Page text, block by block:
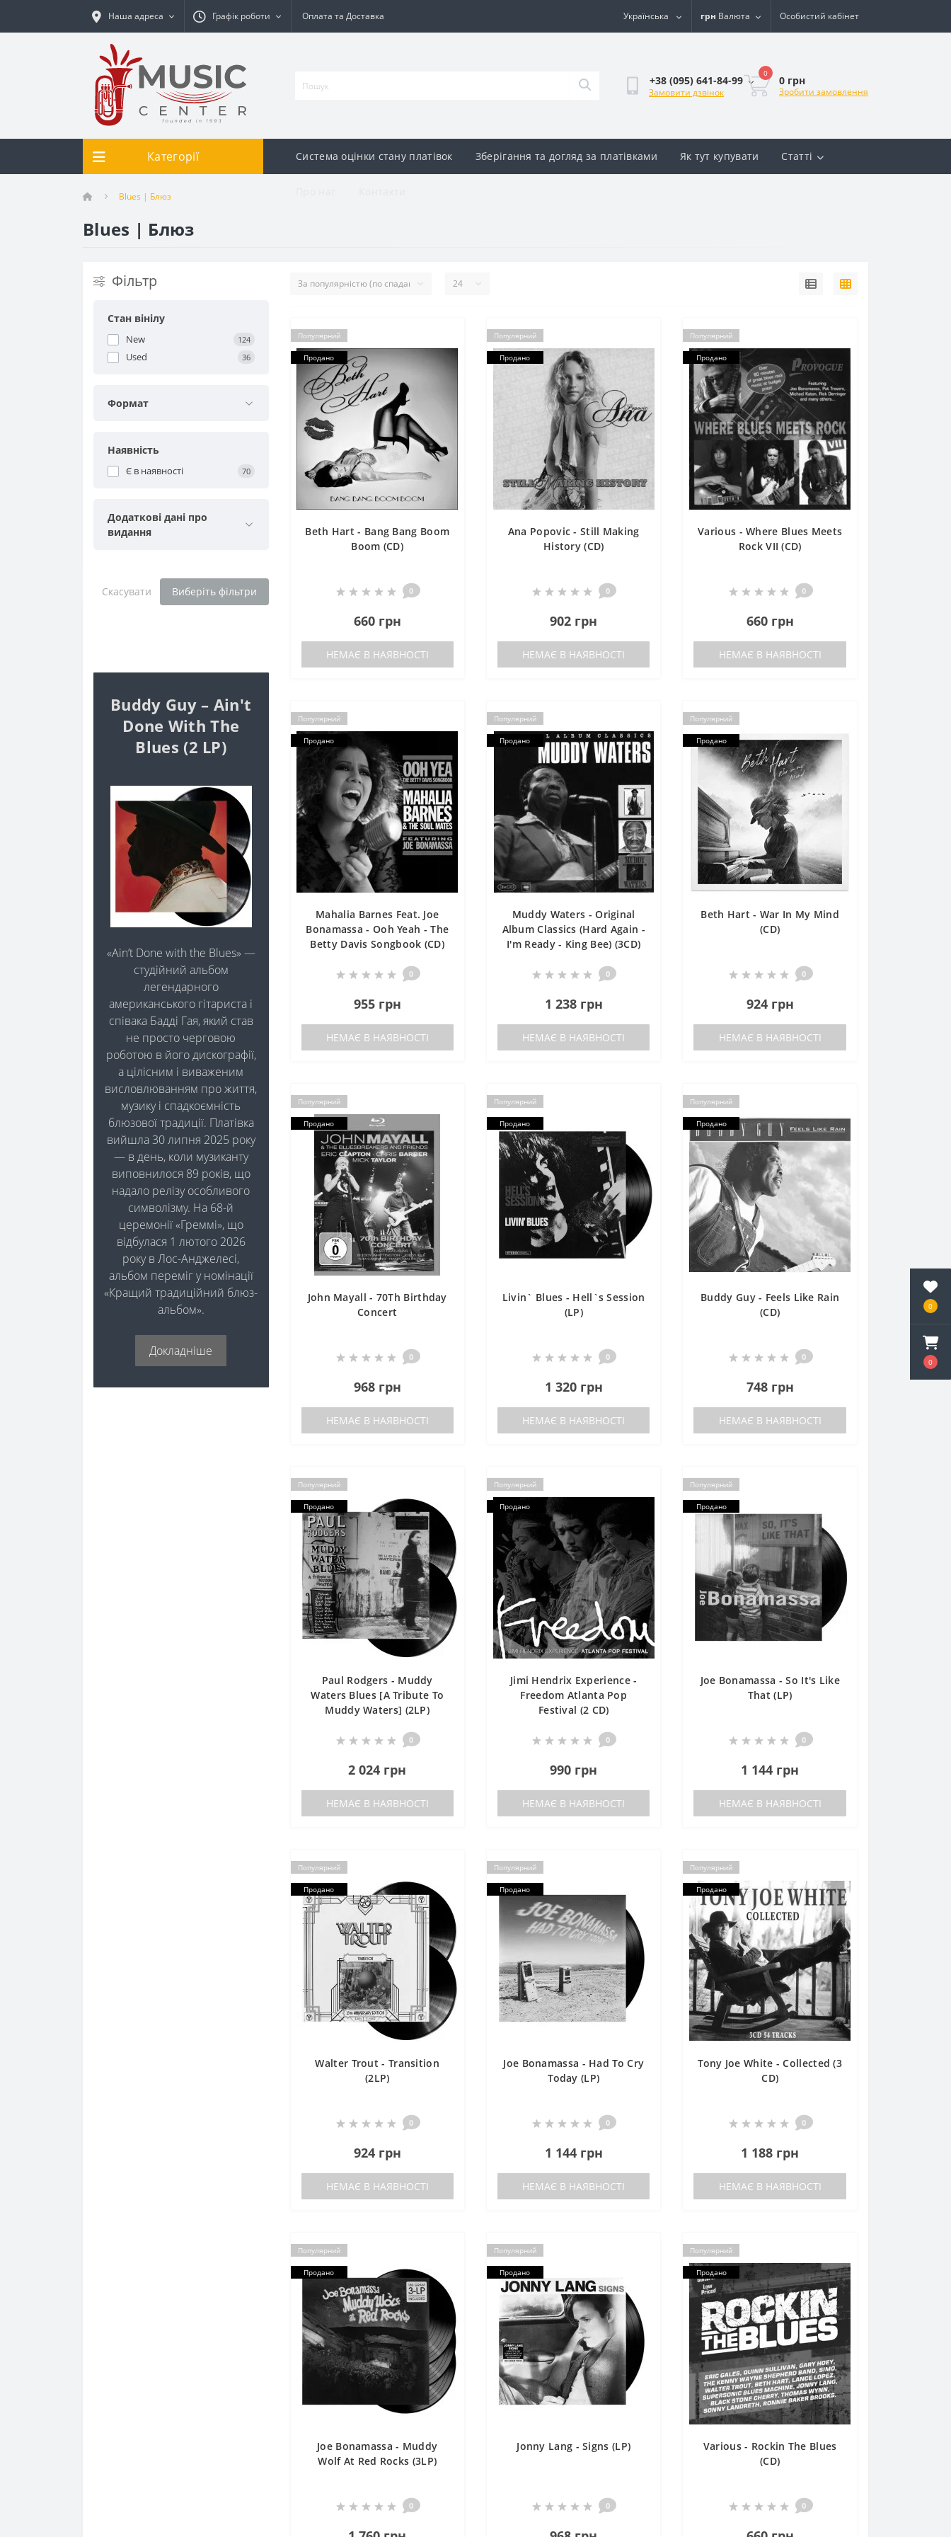
0
0
Наша адреса Графік роботи Оплата та Доставка Українська грн Валюта Особистий кабінет
+38 (095) 641-84-99
Замовити дзвінок
0
0 грн
Зробити замовлення
Категорії Система оцінки стану платівок Зберігання та догляд за платівками Як тут купувати Статті
Blues | Блюз
Blues | Блюз
Фільтр
Стан вінілу
New 124
Used 36
Формат
Наявність
Є в наявності 70
Додаткові дані про
видання
Скасувати Виберіть фільтри
Buddy Guy – Ain't
Done With The
Blues (2 LP)
«Ain’t Done with the Blues» —
студійний альбом
легендарного
американського гітариста і
співака Бадді Гая, який став
не просто черговою
роботою в його дискографії,
а цілісним і виваженим
висловлюванням про життя,
музику і спадкоємність
блюзової традиції. Платівка
вийшла 30 липня 2025 року
— в день, коли музиканту
виповнилося 89 років, що
надало релізу особливого
символізму. На 68-й
церемонії «Греммі», що
відбулася 1 лютого 2026
року в Лос-Анджелесі,
альбом переміг у номінації
«Кращий традиційний блюз-
альбом».
Докладніше
Популярний
Продано
Beth Hart - Bang Bang Boom
Boom (CD)
0
660 грн
НЕМАЄ В НАЯВНОСТІ
Популярний
Продано
Ana Popovic - Still Making
History (CD)
0
902 грн
НЕМАЄ В НАЯВНОСТІ
Популярний
Продано
Various - Where Blues Meets
Rock VII (CD)
0
660 грн
НЕМАЄ В НАЯВНОСТІ
Популярний
Продано
Mahalia Barnes Feat. Joe
Bonamassa - Ooh Yeah - The
Betty Davis Songbook (CD)
0
955 грн
НЕМАЄ В НАЯВНОСТІ
Популярний
Продано
Muddy Waters - Original
Album Classics (Hard Again -
I'm Ready - King Bee) (3CD)
0
1 238 грн
НЕМАЄ В НАЯВНОСТІ
Популярний
Продано
Beth Hart - War In My Mind
(CD)
0
924 грн
НЕМАЄ В НАЯВНОСТІ
Популярний
Продано
John Mayall - 70Th Birthday
Concert
0
968 грн
НЕМАЄ В НАЯВНОСТІ
Популярний
Продано
Livin` Blues - Hell`s Session
(LP)
0
1 320 грн
НЕМАЄ В НАЯВНОСТІ
Популярний
Продано
Buddy Guy - Feels Like Rain
(CD)
0
748 грн
НЕМАЄ В НАЯВНОСТІ
Популярний
Продано
Paul Rodgers - Muddy
Waters Blues [A Tribute To
Muddy Waters] (2LP)
0
2 024 грн
НЕМАЄ В НАЯВНОСТІ
Популярний
Продано
Jimi Hendrix Experience -
Freedom Atlanta Pop
Festival (2 CD)
0
990 грн
НЕМАЄ В НАЯВНОСТІ
Популярний
Продано
Joe Bonamassa - So It's Like
That (LP)
0
1 144 грн
НЕМАЄ В НАЯВНОСТІ
Популярний
Продано
Walter Trout - Transition
(2LP)
0
924 грн
НЕМАЄ В НАЯВНОСТІ
Популярний
Продано
Joe Bonamassa - Had To Cry
Today (LP)
0
1 144 грн
НЕМАЄ В НАЯВНОСТІ
Популярний
Продано
Tony Joe White - Collected (3
CD)
0
1 188 грн
НЕМАЄ В НАЯВНОСТІ
Популярний
Продано
Joe Bonamassa - Muddy
Wolf At Red Rocks (3LP)
0
Популярний
Продано
Jonny Lang - Signs (LP)
0
Популярний
Продано
Various - Rockin The Blues
(CD)
0